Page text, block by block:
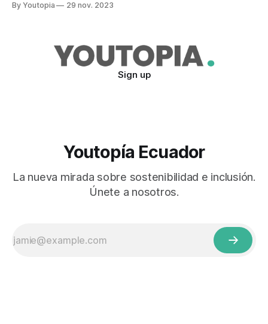
metros de largo y pesa más de 150 kilos, es requerido por
By Youtopia 29 nov. 2023
Sign up
Youtopía Ecuador
La nueva mirada sobre sostenibilidad e inclusión.
Únete a nosotros.